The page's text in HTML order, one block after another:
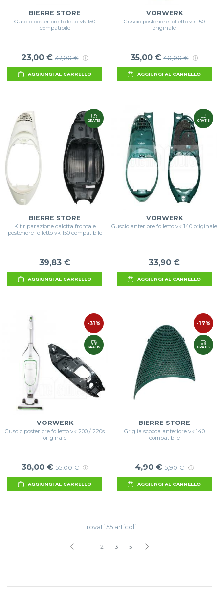
BIERRE STORE
Guscio posteriore folletto vk 150
compatibile
23,00 € 37,00 €
AGGIUNGI AL CARRELLO
VORWERK
Guscio posteriore folletto vk 150
originale
35,00 € 40,00 €
AGGIUNGI AL CARRELLO
GRATIS
BIERRE STORE
Kit riparazione calotta frontale
posteriore folletto vk 150 compatibile
39,83 €
AGGIUNGI AL CARRELLO
GRATIS
VORWERK
Guscio anteriore folletto vk 140 originale
33,90 €
AGGIUNGI AL CARRELLO
-31%
GRATIS
VORWERK
Guscio posteriore folletto vk 200 / 220s
originale
38,00 € 55,00 €
AGGIUNGI AL CARRELLO
-17%
GRATIS
BIERRE STORE
Griglia scocca anteriore vk 140
compatibile
4,90 € 5,90 €
AGGIUNGI AL CARRELLO
Trovati 55 articoli
1 2 3 5